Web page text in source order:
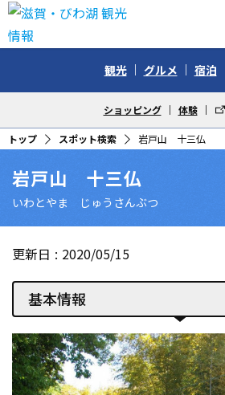
観光 グルメ 宿泊
ショッピング 体験
トップ スポット検索 岩戸山 十三仏
岩戸山 十三仏
いわとやま じゅうさんぶつ
更新日 2020/05/15
基本情報